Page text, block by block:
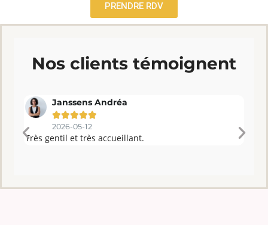
PRENDRE RDV
Nos clients témoignent
Janssens Andréa

2026-05-12
Très gentil et très accueillant.